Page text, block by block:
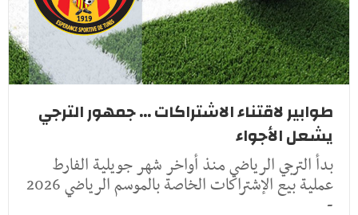
طوابير لاقتناء الاشتراكات ... جمهور الترجي
يشعل الأجواء
بدأ الترجي الرياضي منذ أواخر شهر جويلية الفارط
عملية بيع الإشتراكات الخاصة بالموسم الرياضي 2026
-